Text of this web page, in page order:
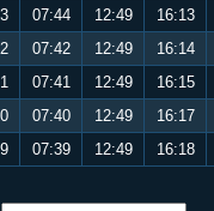
07:44 12:49 16:13
07:42 12:49 16:14
07:41 12:49 16:15
07:40 12:49 16:17
07:39 12:49 16:18